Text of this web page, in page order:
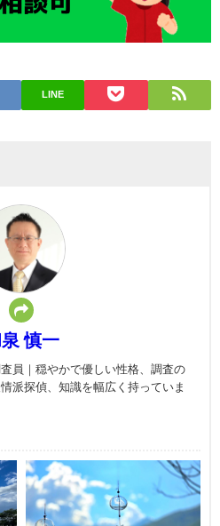
LINE
慎一
員｜穏やかで優しい性格、調査の
派探偵、知識を幅広く持っていま